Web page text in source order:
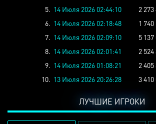
5. 14 Июля 2026 02:44:10
2
6. 14 Июля 2026 02:18:48
1
7. 14 Июля 2026 02:09:10
5
8. 14 Июля 2026 02:01:41
2
9. 14 Июля 2026 01:08:21
2
10. 13 Июля 2026 20:26:28 3 410
ЛУЧШИЕ ИГРОКИ